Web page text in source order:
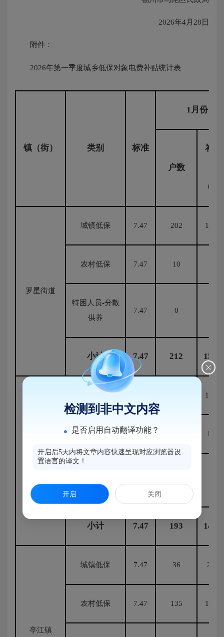
2026年4月28日
附件：
2026年第一季度城乡低保对象电费补贴统计表
镇（街） 类别 标准
1月份
户数
补助
(元
罗星街道
城镇低保 7.47 202
农村低保 7.47 10
特困人员-分散
供养
7.47 0
小计 7.47 212
马尾镇
城镇低保
农村低保 7.47
供养
小计 7.47 193
亭江镇
城镇低保 7.47 36
农村低保 7.47 135
检测到非中文内容
是否启用自动翻译功能？
开启后5天内将文章内容快速呈现对应浏览器设
置语言的译文！
开启 关闭